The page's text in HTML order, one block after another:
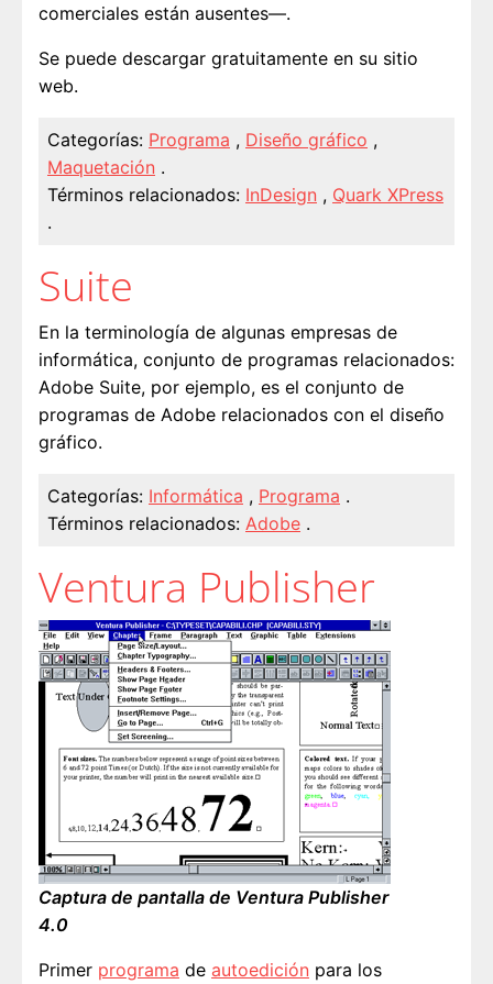
comerciales están ausentes—.
Se puede descargar gratuitamente en su sitio
web.
Categorías: Programa , Diseño gráfico ,
Maquetación .
Términos relacionados: InDesign , Quark XPress
.
Suite
En la terminología de algunas empresas de
informática, conjunto de programas relacionados:
Adobe Suite, por ejemplo, es el conjunto de
programas de Adobe relacionados con el diseño
gráfico.
Categorías: Informática , Programa .
Términos relacionados: Adobe .
Ventura Publisher
Captura de pantalla de Ventura Publisher
4.0
Primer programa de autoedición para los